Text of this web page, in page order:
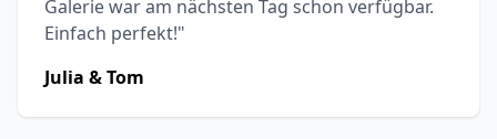
Galerie war am nächsten Tag schon verfügbar.
Einfach perfekt!"
Julia & Tom